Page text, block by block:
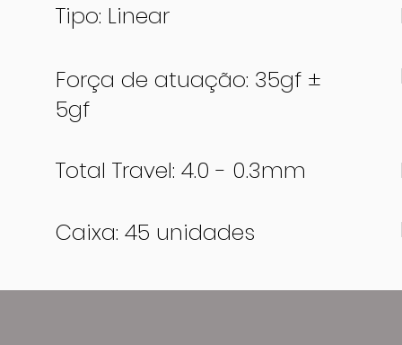
Tipo: Linear
Força de atuação: 35gf ±
5gf
Total Travel: 4.0 - 0.3mm
Caixa: 45 unidades